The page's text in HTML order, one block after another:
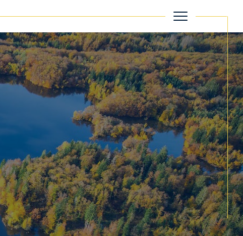
filtrer
Réinitialiser les filtres